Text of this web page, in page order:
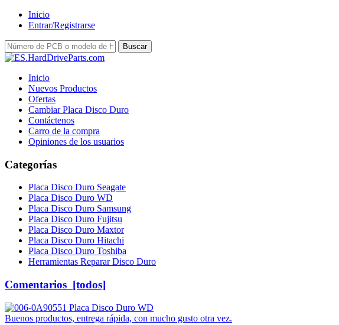
Inicio
Entrar/Registrarse
Inicio
Nuevos Productos
Ofertas
Cambiar Placa Disco Duro
Contáctenos
Carro de la compra
Opiniones de los usuarios
Categorías
Placa Disco Duro Seagate
Placa Disco Duro WD
Placa Disco Duro Samsung
Placa Disco Duro Fujitsu
Placa Disco Duro Maxtor
Placa Disco Duro Hitachi
Placa Disco Duro Toshiba
Herramientas Reparar Disco Duro
Comentarios [todos]
Buenos productos, entrega rápida, con mucho gusto otra vez.